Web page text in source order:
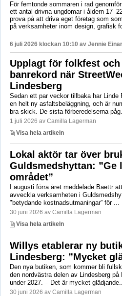
För femtonde sommaren i rad
ett antal drivna ungdomar i åldern
prova på att driva eget företag som
på verksamheter inom design, grafisk
6 juli 2026 klockan 10:10 av Jennie
Upplagt för folkfest och
banrekord när
Lindesberg
Sedan ett par veckor tillbaka har Linde
en helt ny asfaltsbeläggning, och är
bra skick. De sista förberedelserna
1 juli 2026 av Camilla Lagerman
Visa hela artikeln
Lokal aktör tar över
Guldsmedshyttan: ”Ge
området”
I augusti förra året meddelade Baettr
avveckla verksamheten i
"betydande kostnadsutmaningar” för ...
30 juni 2026 av Camilla Lagerman
Visa hela artikeln
Willys etablerar ny
Lindesberg: ”Mycket
Den nya butiken, som kommer bli
den nordvästra delen av Lindesberg på
under 2027. – Det är mycket
30 juni 2026 av Camilla Lagerman